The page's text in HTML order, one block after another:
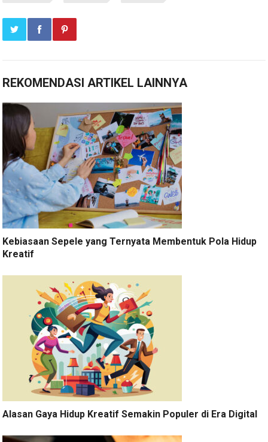
REKOMENDASI ARTIKEL LAINNYA
Kebiasaan Sepele yang Ternyata Membentuk Pola Hidup
Kreatif
Alasan Gaya Hidup Kreatif Semakin Populer di Era Digital